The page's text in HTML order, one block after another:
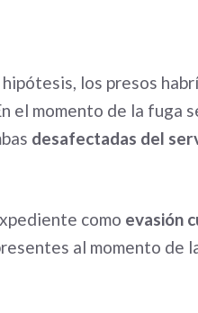
los presos
el momento de la fuga
desafectadas del
como evasión
al momento de